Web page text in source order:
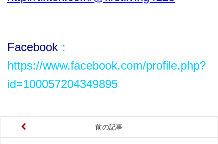
Facebook ：
https://www.facebook.com/profile.php?
id=100057204349895
前の記事